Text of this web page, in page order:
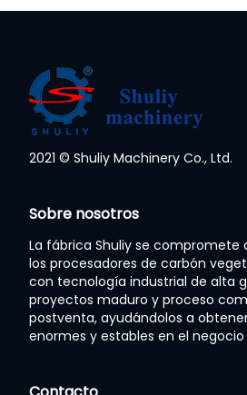
2021 © Shuliy Machinery Co., Ltd.
Sobre nosotros
La fábrica Shuliy se compromete
los procesadores de carbón
con tecnología industrial de alta
proyectos maduro y proceso
postventa, ayudándolos a
enormes y estables en el